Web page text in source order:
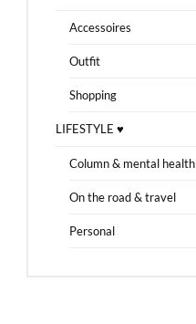
Accessoires
Outfit
Shopping
LIFESTYLE ♥
Column & mental health
On the road & travel
Personal